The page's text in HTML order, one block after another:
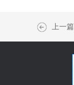
上一篇